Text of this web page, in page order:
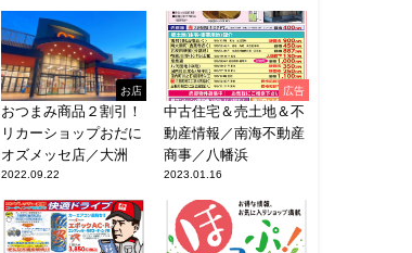
お店
おつまみ商品２割引！
リカーショップおだに
オズメッセ店／大洲
2022.09.22
広告
中古住宅＆売土地＆不
動産情報／南海不動産
商事／八幡浜
2023.01.16